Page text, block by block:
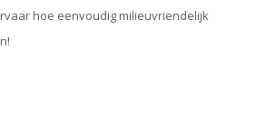
hoe eenvoudig milieuvriendelijk